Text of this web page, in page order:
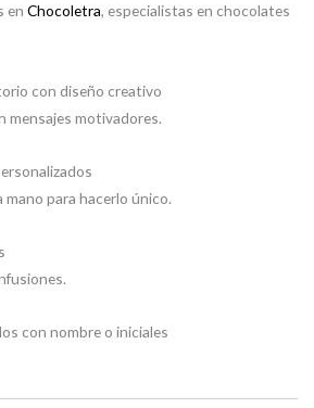
en Chocoletra, especialistas en chocolates
con diseño creativo
mensajes motivadores.
para hacerlo único.
con nombre o iniciales